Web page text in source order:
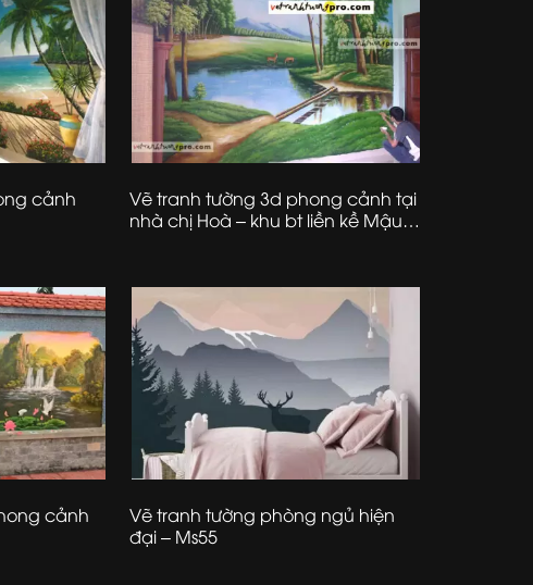
cảnh
Vẽ tranh tường 3d phong cảnh tại
nhà chị Hoà – khu bt liền kề Mậu
cảnh
Vẽ tranh tường phòng ngủ hiện
đại – Ms55